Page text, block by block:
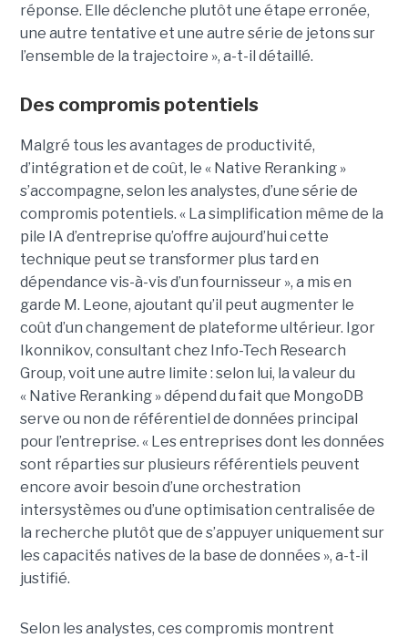
réponse. Elle déclenche plutôt une étape erronée,
une autre tentative et une autre série de jetons sur
l’ensemble de la trajectoire », a-t-il détaillé.
Des compromis potentiels
Malgré tous les avantages de productivité,
d’intégration et de coût, le « Native Reranking »
s’accompagne, selon les analystes, d’une série de
compromis potentiels. « La simplification même de la
pile IA d’entreprise qu’offre aujourd’hui cette
technique peut se transformer plus tard en
dépendance vis-à-vis d’un fournisseur », a mis en
garde M. Leone, ajoutant qu’il peut augmenter le
coût d’un changement de plateforme ultérieur. Igor
Ikonnikov, consultant chez Info-Tech Research
Group, voit une autre limite : selon lui, la valeur du
« Native Reranking » dépend du fait que MongoDB
serve ou non de référentiel de données principal
pour l’entreprise. « Les entreprises dont les données
sont réparties sur plusieurs référentiels peuvent
encore avoir besoin d’une orchestration
intersystèmes ou d’une optimisation centralisée de
la recherche plutôt que de s’appuyer uniquement sur
les capacités natives de la base de données », a-t-il
justifié.
Selon les analystes, ces compromis montrent